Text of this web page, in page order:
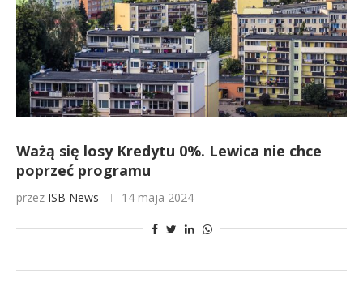
Ważą się losy Kredytu 0%. Lewica nie chce
poprzeć programu
przez ISB News 14 maja 2024